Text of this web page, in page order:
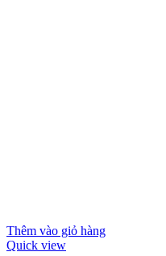
Thêm vào giỏ hàng
Quick view